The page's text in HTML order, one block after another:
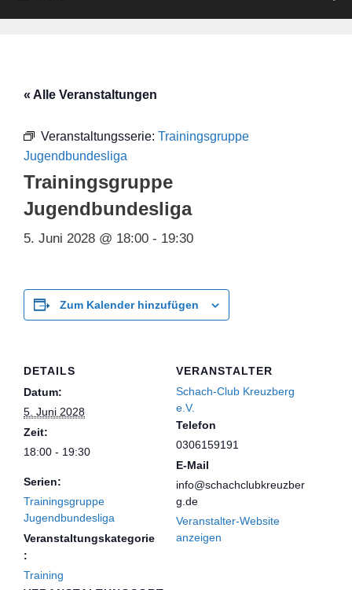
« Alle Veranstaltungen
Veranstaltungsserie: Trainingsgruppe
Jugendbundesliga
Trainingsgruppe
Jugendbundesliga
5. Juni 2028 @ 18:00 - 19:30
Zum Kalender hinzufügen
DETAILS
Datum:
5. Juni 2028
Zeit:
18:00 - 19:30
Serien:
Trainingsgruppe
Jugendbundesliga
Veranstaltungskategorie
:
Training
VERANSTALTER
Schach-Club Kreuzberg
e.V.
Telefon
0306159191
E-Mail
info@schachclubkreuzber
g.de
Veranstalter-Website
anzeigen